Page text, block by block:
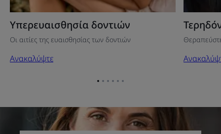
Υπερευαισθησία δοντιών
Οι αιτίες της ευαισθησίας των δοντιών
Ανακαλύψτε
Go
1
Go
2
Go
3
Go
GoGo